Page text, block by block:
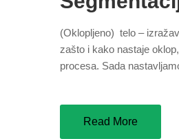
(Oklopljeno) telo –
zašto i kako nastaje
procesa. Sada
Read More